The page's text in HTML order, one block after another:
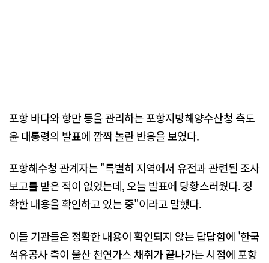
포항 바다와 항만 등을 관리하는 포항지방해양수산청 측도
윤 대통령의 발표에 깜짝 놀란 반응을 보였다.
포항해수청 관계자는 "특별히 지역에서 유전과 관련된 조사
보고를 받은 적이 없었는데, 오늘 발표에 당황스러웠다. 정
확한 내용을 확인하고 있는 중"이라고 말했다.
이들 기관들은 정확한 내용이 확인되지 않는 답답함에 '한국
석유공사 측이 울산 천연가스 채취가 끝나가는 시점에 포항